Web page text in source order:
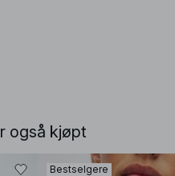
også kjøpt
Bestselgere